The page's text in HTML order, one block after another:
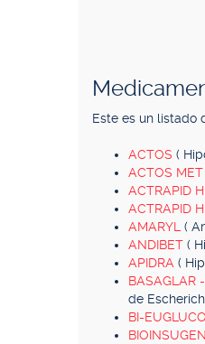
Este es un listado
ACTOS (
ACTOS MET
ACTRAPID
ACTRAPID
AMARYL (
ANDIBET (
APIDRA (
BASAGLAR
de
BI-